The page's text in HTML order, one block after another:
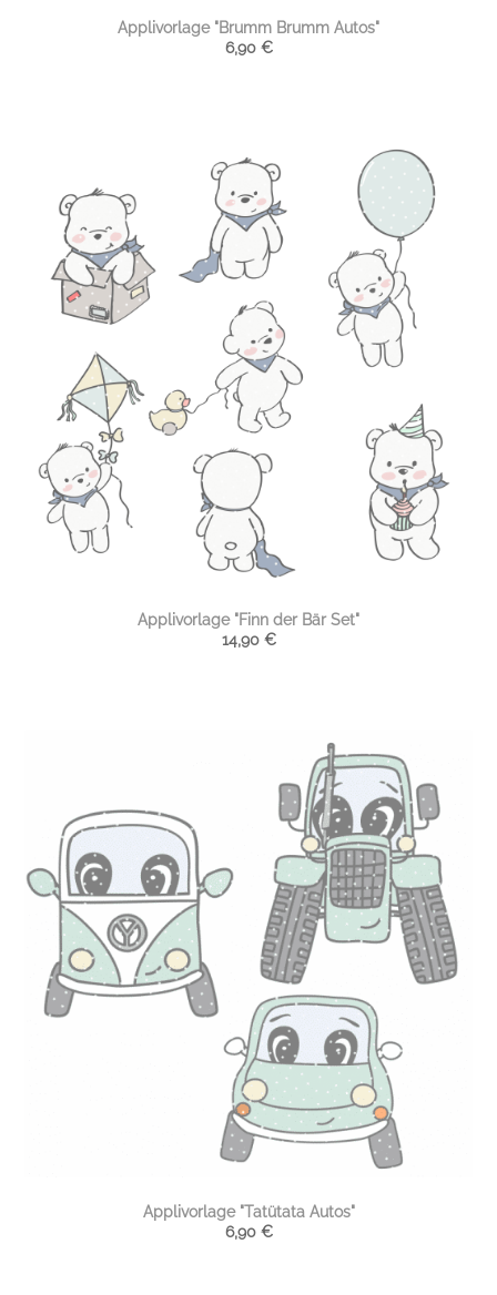
Applivorlage "Brumm Brumm Autos"
6,90 €
Applivorlage "Finn der Bär Set"
14,90 €
Applivorlage "Tatütata Autos"
6,90 €